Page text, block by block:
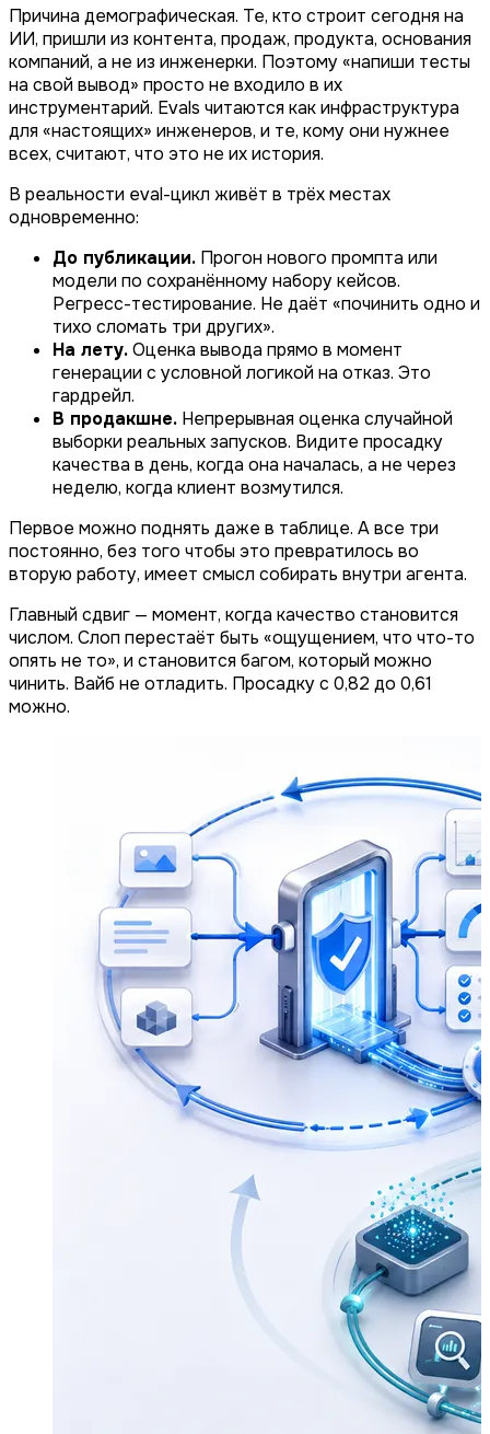
Причина демографическая. Те, кто строит сегодня на
ИИ, пришли из контента, продаж, продукта, основания
компаний, а не из инженерки. Поэтому «напиши тесты
на свой вывод» просто не входило в их
инструментарий. Evals читаются как инфраструктура
для «настоящих» инженеров, и те, кому они нужнее
всех, считают, что это не их история.
В реальности eval-цикл живёт в трёх местах
одновременно:
До публикации. Прогон нового промпта или
модели по сохранённому набору кейсов.
Регресс-тестирование. Не даёт «починить одно и
тихо сломать три других».
На лету.Оценка вывода прямо в момент
генерации с условной логикой на отказ. Это
гардрейл.
В продакшне. Непрерывная оценка случайной
выборки реальных запусков. Видите просадку
качества в день, когда она началась, а не через
неделю, когда клиент возмутился.
Первое можно поднять даже в таблице. А все три
постоянно, без того чтобы это превратилось во
вторую работу, имеет смысл собирать внутри агента.
Главный сдвиг — момент, когда качество становится
числом. Слоп перестаёт быть «ощущением, что что-то
опять не то», и становится багом, который можно
чинить. Вайб не отладить. Просадку с 0,82 до 0,61
можно.